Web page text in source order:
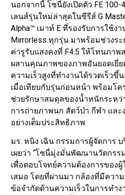
นอกจากนี้ โซนี่ยังเปิดตัว FE 100-
เลนส์รุ่นใหม่ล่าสุดในซีรีส์ G
Alpha™ เมาท์ E ที่รองรับการใช้ง
Mirrorless ทุกรุ่น มาพร้อมช่วงร
ค่ารูรับแสงคงที่ F4.5 ให้โทนภาพ
ผสานคุณภาพของภาพอันยอดเยี่
ความเร็วสูงที่ทำงานได้รวดเร็วขึ้
เมื่อเทียบกับรุ่นก่อนหน้า พร้อมโค
ช่วยรักษาสมดุลของน้ำหนักระหว่
การถ่ายภาพนก สัตว์ป่า กีฬา แล
อย่างเต็มประสิทธิภาพ
มร. หนิง เฉิน กรรมการผู้จัดการ
เผยว่า “โซนี่มุ่งมั่นพัฒนานวัตกร
เพื่อตอบโจทย์ความต้องการของ
เสมอ โดยที่ผ่านมา กล้องที่มีควา
ข้อจำกัดด้านความเร็วในการทำง